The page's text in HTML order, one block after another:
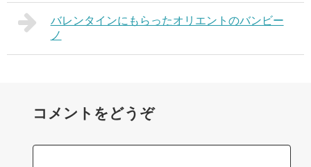
バレンタインにもらったオリエントのバンビー
ノ
コメントをどうぞ